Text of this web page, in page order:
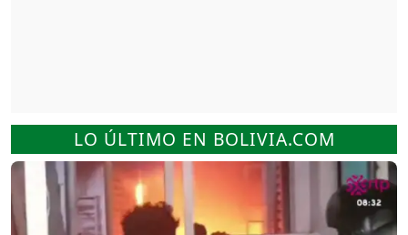
LO ÚLTIMO EN BOLIVIA.COM